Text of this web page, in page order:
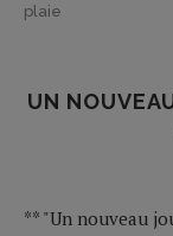
plaie
UN
** "Un nouveau